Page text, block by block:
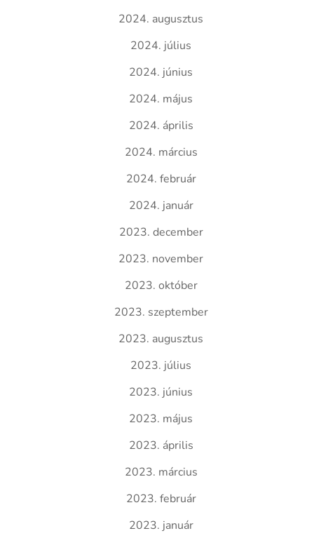
2024. augusztus
2024. július
2024. június
2024. május
2024. április
2024. március
2024. február
2024. január
2023. december
2023. november
2023. október
2023. szeptember
2023. augusztus
2023. július
2023. június
2023. május
2023. április
2023. március
2023. február
2023. január